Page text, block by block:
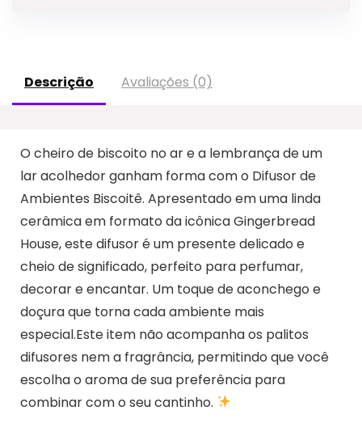
Descrição Avaliações (0)
O cheiro de biscoito no ar e a lembrança de um
lar acolhedor ganham forma com o Difusor de
Ambientes Biscoitê. Apresentado em uma linda
cerâmica em formato da icônica Gingerbread
House, este difusor é um presente delicado e
cheio de significado, perfeito para perfumar,
decorar e encantar. Um toque de aconchego e
doçura que torna cada ambiente mais
especial.Este item não acompanha os palitos
difusores nem a fragrância, permitindo que você
escolha o aroma de sua preferência para
combinar com o seu cantinho.